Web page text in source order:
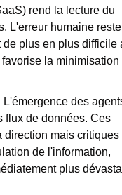
rend la lecture du
L'erreur humaine
plus en plus difficile
la minimisation
des
flux de données. Ces
mais critiques
de l'information,
plus